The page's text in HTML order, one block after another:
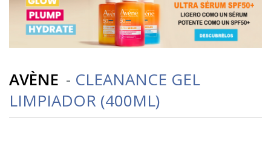
AVÈNE - CLEANANCE GEL
LIMPIADOR (400ML)